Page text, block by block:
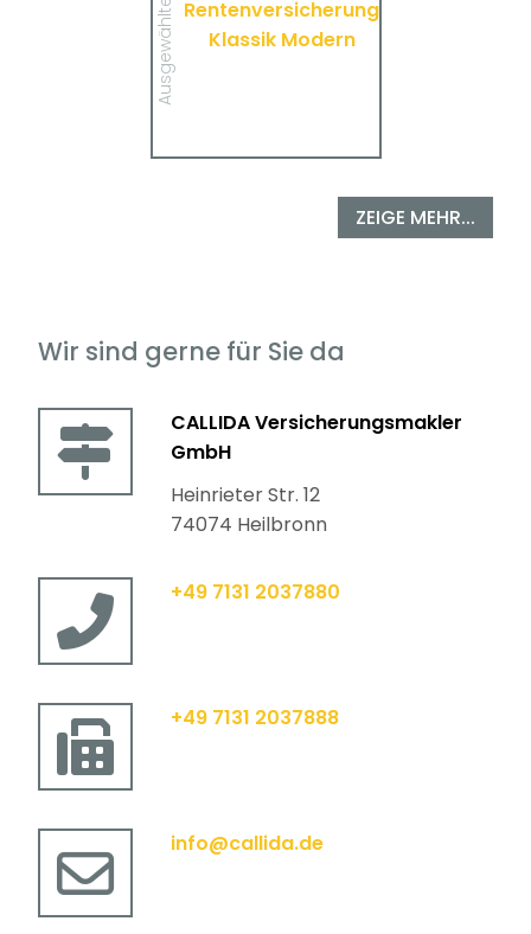
Rentenversicherung
Klassik Modern
Klassik Modern von
VolkswohlBund.
ZEIGE MEHR...
Wir sind gerne für Sie da
CALLIDA Versicherungsmakler
GmbH
Heinrieter Str. 12
74074 Heilbronn
+49 7131 2037880
+49 7131 2037888
info@callida.de